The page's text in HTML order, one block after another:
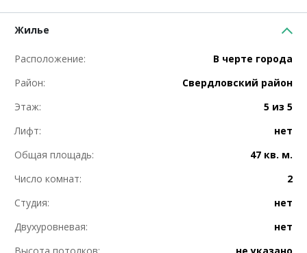
Жилье
Расположение:
В черте города
Район:
Свердловский район
Этаж:
5 из 5
Лифт:
нет
Общая площадь:
47 кв. м.
Число комнат:
2
Студия:
нет
Двухуровневая:
нет